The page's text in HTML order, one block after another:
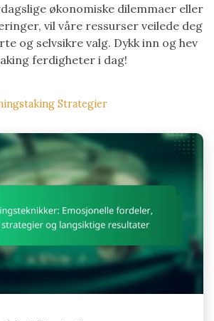
økonomiske dilemmaer eller
vil våre ressurser veilede deg
og selvsikre valg. Dykk inn og hev
ferdigheter i dag!
Strategier